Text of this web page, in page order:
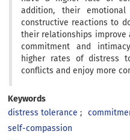
addition, their
constructive reactions to
their relationships improve
commitment and
higher rates of distress
conflicts and enjoy more
Keywords
distress tolerance
self-compassion